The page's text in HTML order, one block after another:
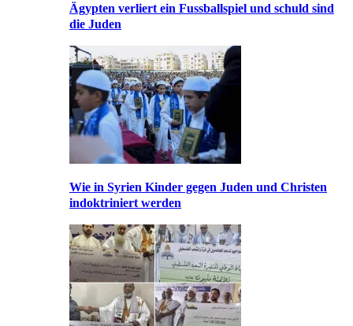
Ägypten verliert ein Fussballspiel und schuld sind
die Juden
Wie in Syrien Kinder gegen Juden und Christen
indoktriniert werden